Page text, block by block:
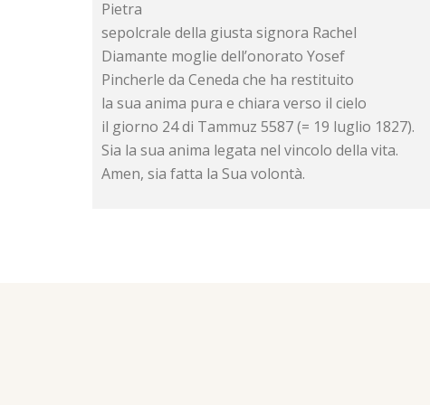
Pietra
sepolcrale della giusta signora Rachel
Diamante moglie dell’onorato Yosef
Pincherle da Ceneda che ha restituito
la sua anima pura e chiara verso il cielo
il giorno 24 di Tammuz 5587 (= 19 luglio 1827).
Sia la sua anima legata nel vincolo della vita.
Amen, sia fatta la Sua volontà.